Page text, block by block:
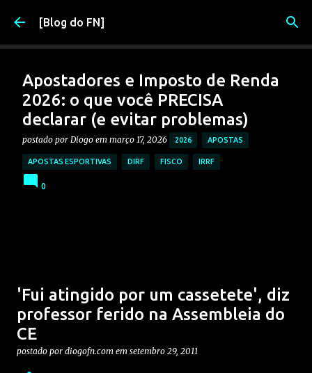
Pular para o conteúdo principal
[Blog do FN]
Apostadores e Imposto de Renda
2026: o que você PRECISA
declarar (e evitar problemas)
postado por Diogo em março 17, 2026 2026 APOSTAS
APOSTAS ESPORTIVAS DIRF FISCO IRRF
0
'Fui atingido por um cassetete', diz
professor ferido na Assembleia do
CE
postado por diogofn.com em setembro 29, 2011